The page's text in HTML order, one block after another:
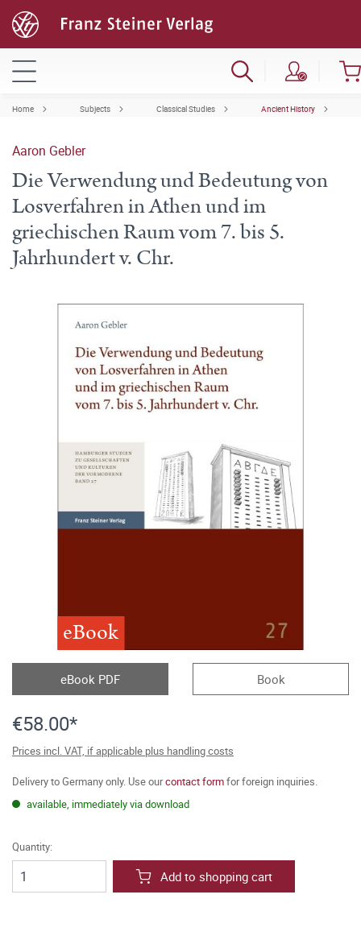
Home Subjects Classical Studies Ancient History
Aaron Gebler
Die Verwendung und Bedeutung von
Losverfahren in Athen und im
griechischen Raum vom 7. bis 5.
Jahrhundert v. Chr.
eBook
eBook PDF Book
€58.00*
Prices incl. VAT, if applicable plus handling costs
Delivery to Germany only. Use ourcontact formfor foreign inquiries.
available, immediately via download
Quantity:
Add to shopping cart